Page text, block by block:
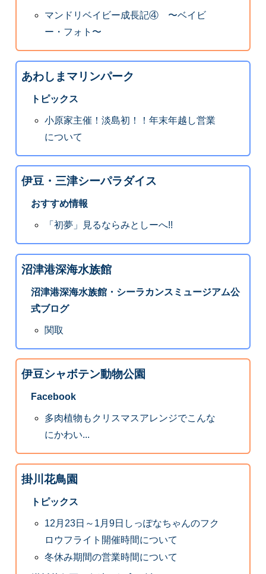
マンドリベイビー成長記④ 〜ベイビ
ー・フォト〜
あわしまマリンパーク
トピックス
小原家主催！淡島初！！年末年越し営業
について
伊豆・三津シーパラダイス
おすすめ情報
「初夢」見るならみとしーへ!!
沼津港深海水族館
沼津港深海水族館・シーラカンスミュージアム公
式ブログ
関取
伊豆シャボテン動物公園
Facebook
多肉植物もクリスマスアレンジでこんな
にかわい...
掛川花鳥園
トピックス
12月23日～1月9日しっぽなちゃんのフク
ロウフライト開催時間について
冬休み期間の営業時間について